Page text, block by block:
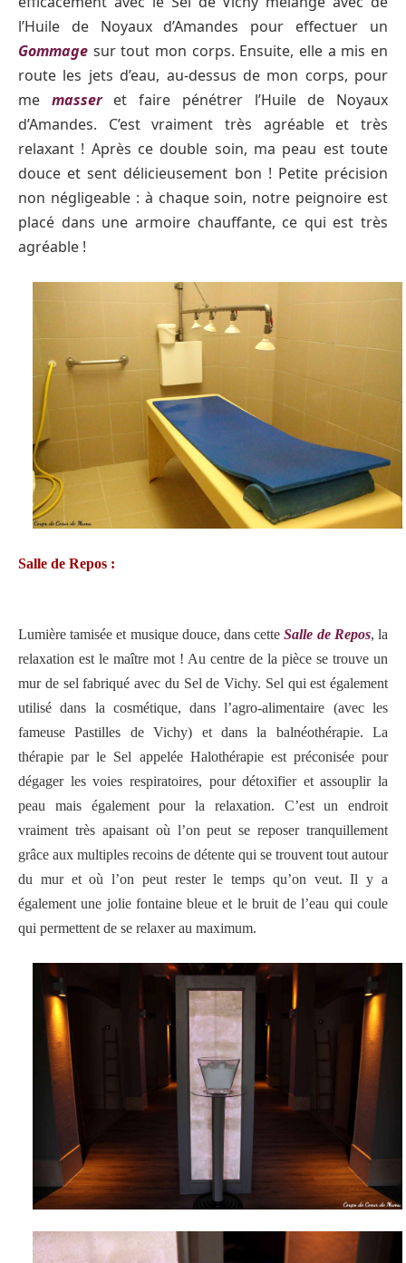
l’Huile de Noyaux d’Amandes pour effectuer un
Gommage sur tout mon corps. Ensuite, elle a mis en
route les jets d’eau, au-dessus de mon corps, pour
me masseret faire pénétrer l’Huile de Noyaux
d’Amandes. C’est vraiment très agréable et très
relaxant ! Après ce double soin, ma peau est toute
douce et sent délicieusement bon ! Petite précision
non négligeable : à chaque soin, notre peignoire est
placé dans une armoire chauffante, ce qui est très
agréable !
Salle de Repos :
Lumière tamisée et musique douce, dans cetteSalle de Repos, la
relaxation est le maître mot ! Au centre de la pièce se trouve un
mur de sel fabriqué avec du Sel de Vichy. Sel qui est également
utilisé dans la cosmétique, dans l’agro-alimentaire (avec les
fameuse Pastilles de Vichy) et dans la balnéothérapie. La
thérapie par le Sel appelée Halothérapie est préconisée pour
dégager les voies respiratoires, pour détoxifier et assouplir la
peau mais également pour la relaxation. C’est un endroit
vraiment très apaisant où l’on peut se reposer tranquillement
grâce aux multiples recoins de détente qui se trouvent tout autour
du mur et où l’on peut rester le temps qu’on veut. Il y a
également une jolie fontaine bleue et le bruit de l’eau qui coule
qui permettent de se relaxer au maximum.